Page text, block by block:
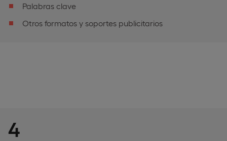
Palabras clave
Otros formatos y soportes publicitarios
4